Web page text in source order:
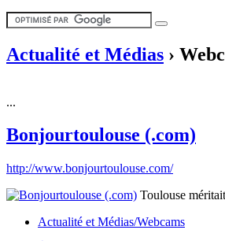
Actualité et Médias ›
...
Bonjourtoulouse (.com)
http://www.bonjourtoulouse.com/
Toulouse
Actualité et Médias/Webcams